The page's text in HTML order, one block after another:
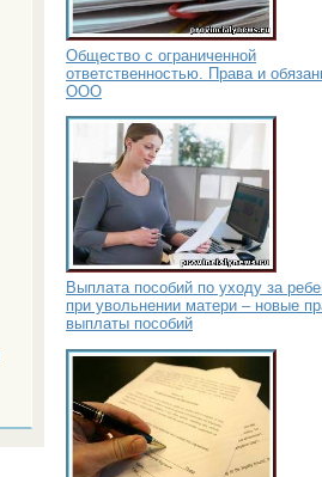
Общество с ограниченной
ответственностью. Права и
ООО
Выплата пособий по уходу за
при увольнении матери – новые
выплаты пособий